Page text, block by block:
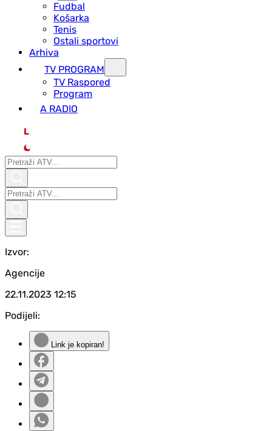
Fudbal
Košarka
Tenis
Ostali sportovi
Arhiva
TV PROGRAM
ТV Raspored
Program
A RADIO
L
Izvor:
Agencije
22.11.2023 12:15
Podijeli:
Link je kopiran!